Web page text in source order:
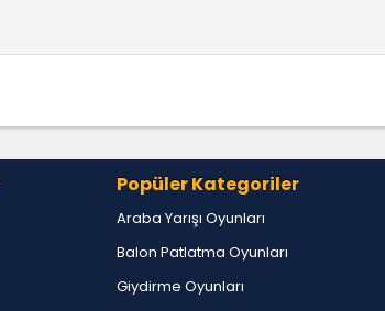
Popüler Kategoriler
Araba Yarışı Oyunları
Balon Patlatma Oyunları
Giydirme Oyunları